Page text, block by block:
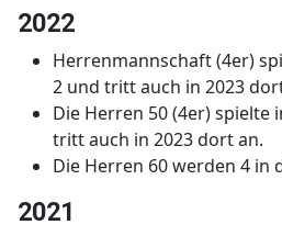
2022
Herrenmannschaft (4er)
2 und tritt auch in 2023
Die Herren 50 (4er) spielte
tritt auch in 2023 dort an.
Die Herren 60 werden 4 in
2021